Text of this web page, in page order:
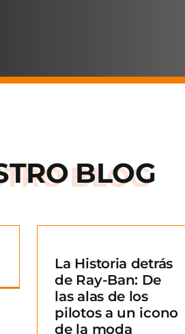
BLOG
La Historia detrás
de Ray-Ban: De
las alas de los
pilotos a un icono
de la moda
¿Qué gafas Ray-
Ban se adaptan
mejor a rostros
redondos?